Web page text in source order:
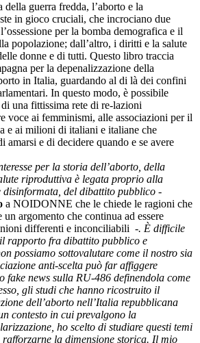
della guerra fredda, l’aborto e la
in gioco cruciali, che incrociano due
per la bomba demografica e il
popolazione; dall’altro, i diritti e la salute
donne e di tutti. Questo libro traccia
per la depenalizzazione della
in Italia, guardando al di là dei confini
In questo modo, è possibile
una fittissima rete di re-lazioni
voce ai femminismi, alle associazioni per il
e ai milioni di italiani e italiane che
e di decidere quando e se avere
per la storia dell’aborto, della
riproduttiva è legata proprio alla
disinformata, del dibattito pubblico -
a NOIDONNE che le chiede le ragioni che
argomento che continua ad essere
differenti e inconciliabili -. È difficile
rapporto fra dibattito pubblico e
possiamo sottovalutare come il nostro sia
anti-scelta può far affiggere
fake news sulla RU-486 definendola come
gli studi che hanno ricostruito il
dell’aborto nell’Italia repubblicana
contesto in cui prevalgono la
ho scelto di studiare questi temi
la dimensione storica. Il mio